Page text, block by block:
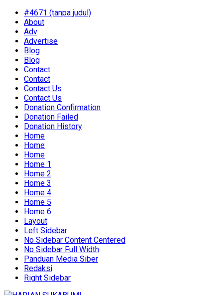
#4671 (tanpa judul)
About
Adv
Advertise
Blog
Blog
Contact
Contact
Contact Us
Contact Us
Donation Confirmation
Donation Failed
Donation History
Home
Home
Home
Home 1
Home 2
Home 3
Home 4
Home 5
Home 6
Layout
Left Sidebar
No Sidebar Content Centered
No Sidebar Full Width
Panduan Media Siber
Redaksi
Right Sidebar